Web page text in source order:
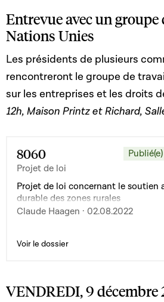
Entrevue avec un groupe
Nations Unies
Les présidents de plusieurs
rencontreront le groupe de
sur les entreprises et les droits
12h, Maison Printz et Richard,
8060
Projet de loi
Projet de loi concernant le soutien
durable des zones rurales
Claude Haagen · 02.08.2022
Voir le dossier
VENDREDI, 9 décembre